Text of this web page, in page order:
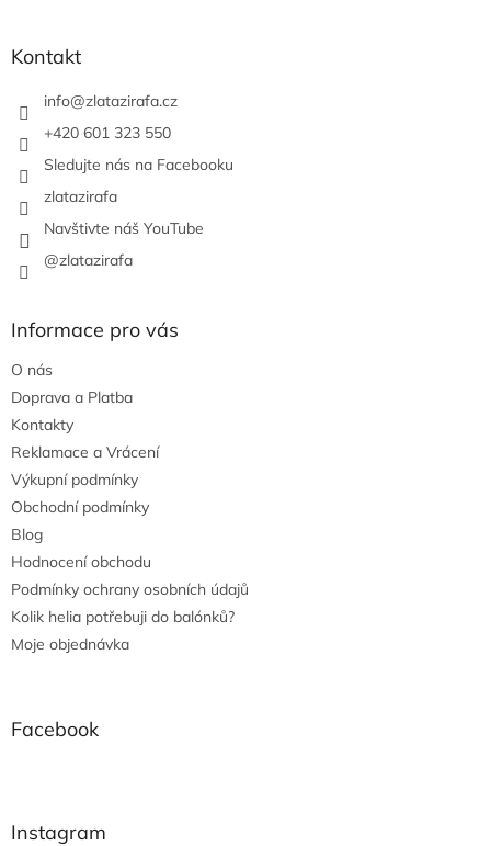
Kontakt
info@zlatazirafa.cz
+420 601 323 550
Sledujte nás na Facebooku
zlatazirafa
Navštivte náš YouTube
@zlatazirafa
Informace pro vás
O nás
Doprava a Platba
Kontakty
Reklamace a Vrácení
Výkupní podmínky
Obchodní podmínky
Blog
Hodnocení obchodu
Podmínky ochrany osobních údajů
Kolik helia potřebuji do balónků?
Moje objednávka
Facebook
Instagram